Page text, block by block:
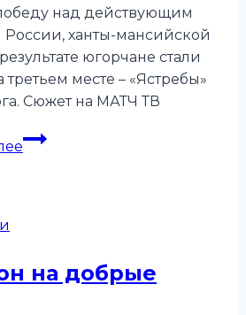
над действующим
ханты-мансийской
югорчане стали
месте – «Ястребы»
Сюжет на МАТЧ ТВ
СХК
«Феникс»
чемпионата
на добрые